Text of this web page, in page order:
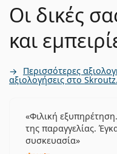
Οι δικές
και
Περισσότερες
αξιολογήσεις στο
Φιλική
της παραγγελίας.
συσκευασία